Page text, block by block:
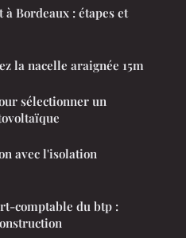
Bordeaux : étapes et
la nacelle araignée 15m
sélectionner un
avec l'isolation
comptable du btp :